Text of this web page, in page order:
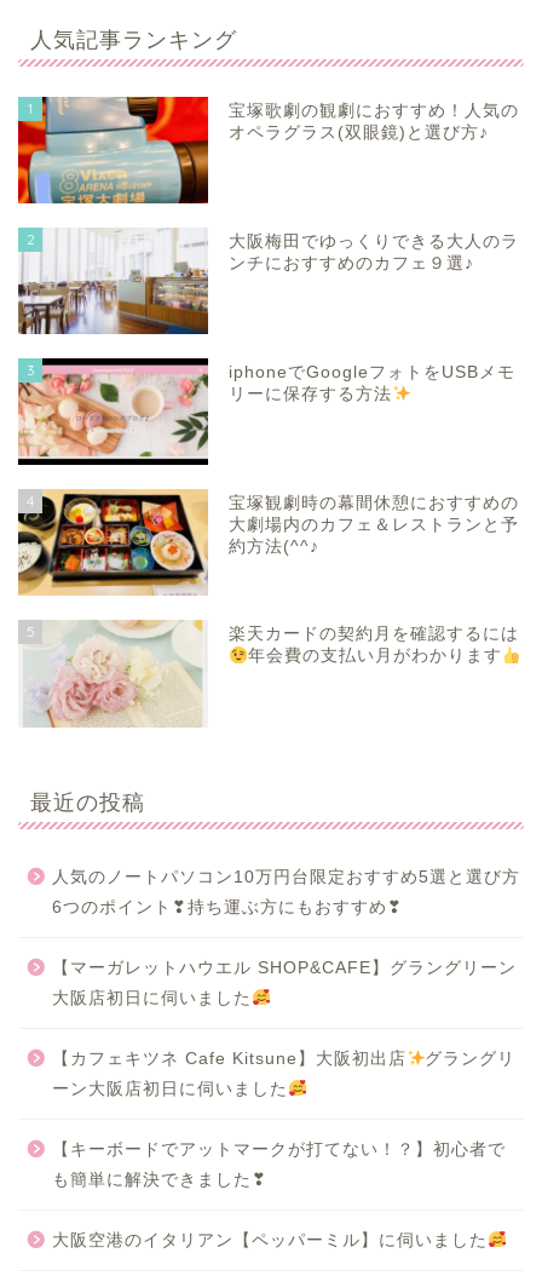
人気記事ランキング
1
宝塚歌劇の観劇におすすめ！人気の
オペラグラス(双眼鏡)と選び方♪
2
大阪梅田でゆっくりできる大人のラ
ンチにおすすめのカフェ９選♪
3
iphoneでGoogleフォトをUSBメモ
リーに保存する方法
4
宝塚観劇時の幕間休憩におすすめの
大劇場内のカフェ＆レストランと予
約方法(^^♪
5
楽天カードの契約月を確認するには
年会費の支払い月がわかります
最近の投稿
人気のノートパソコン10万円台限定おすすめ5選と選び方
6つのポイント❣持ち運ぶ方にもおすすめ❣
【マーガレットハウエル SHOP&CAFE】グラングリーン
大阪店初日に伺いました
【カフェキツネ Cafe Kitsune】大阪初出店
グラングリ
ーン大阪店初日に伺いました
【キーボードでアットマークが打てない！？】初心者で
も簡単に解決できました❣
大阪空港のイタリアン【ペッパーミル】に伺いました